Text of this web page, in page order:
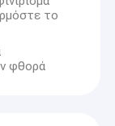
το
φθορά